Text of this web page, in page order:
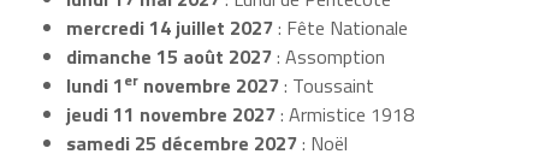
mercredi 14 juillet 2027: Fête Nationale
dimanche 15 août 2027: Assomption
lundi 1er novembre 2027: Toussaint
jeudi 11 novembre 2027: Armistice 1918
samedi 25 décembre 2027: Noël